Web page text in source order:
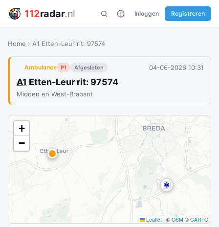
112radar.nl Inloggen Registreren
Home › A1 Etten-Leur rit: 97574
Ambulance P1 Afgesloten 04-06-2026 10:31
A1 Etten-Leur rit: 97574
Midden en West-Brabant
+
−
Leaflet | © OSM © CARTO